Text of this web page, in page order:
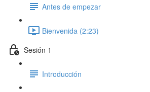
Antes de empezar
Bienvenida (2:23)
Sesión 1
Introducción